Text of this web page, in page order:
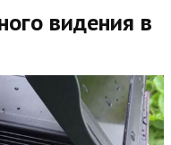
видения в